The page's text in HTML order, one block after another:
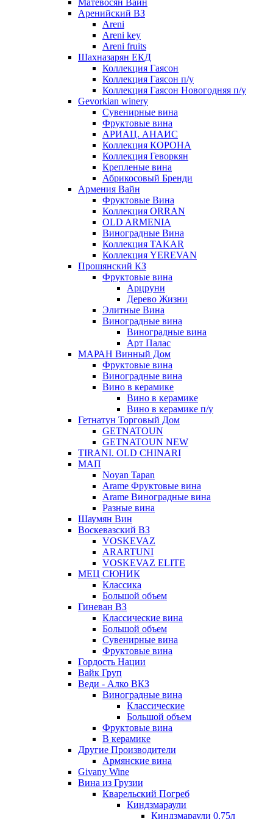
Матевосян Вайн
Аренийский ВЗ
Areni
Areni key
Areni fruits
Шахназарян ЕКД
Коллекция Гаясон
Коллекция Гаясон п/у
Коллекция Гаясон Новогодняя п/у
Gevorkian winery
Сувенирные вина
Фруктовые вина
АРИАЦ. АНАИС
Коллекция КОРОНА
Коллекция Геворкян
Крепленые вина
Абрикосовый Бренди
Армения Вайн
Фруктовые Вина
Коллекция ORRAN
OLD ARMENIA
Виноградные Вина
Коллекция TAKAR
Коллекция YEREVAN
Прошянский КЗ
Фруктовые вина
Арцруни
Дерево Жизни
Элитные Вина
Виноградные вина
Виноградные вина
Арт Палас
МАРАН Винный Дом
Фруктовые вина
Виноградные вина
Вино в керамике
Вино в керамике
Вино в керамике п/у
Гетнатун Торговый Дом
GETNATOUN
GETNATOUN NEW
TIRANI. OLD CHINARI
МАП
Noyan Tapan
Arame Фруктовые вина
Arame Виноградные вина
Разные вина
Шаумян Вин
Воскевазский ВЗ
VOSKEVAZ
ARARTUNI
VOSKEVAZ ELITE
МЕЦ СЮНИК
Классика
Большой объем
Гиневан ВЗ
Классические вина
Большой объем
Сувенирные вина
Фруктовые вина
Гордость Нации
Вайк Груп
Веди - Алко ВКЗ
Виноградные вина
Классические
Большой объем
Фруктовые вина
В керамике
Другие Производители
Армянские вина
Givany Wine
Вина из Грузии
Кварельский Погреб
Киндзмараули
Киндзмараули 0,75л